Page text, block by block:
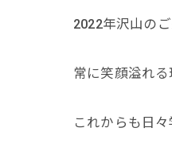
2022年沢山の
常に笑顔溢れ
これからも日